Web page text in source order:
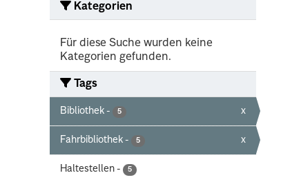
Kategorien
Für diese Suche wurden keine
Kategorien gefunden.
Tags
Bibliothek - 5 x
Fahrbibliothek - 5 x
Haltestellen - 5